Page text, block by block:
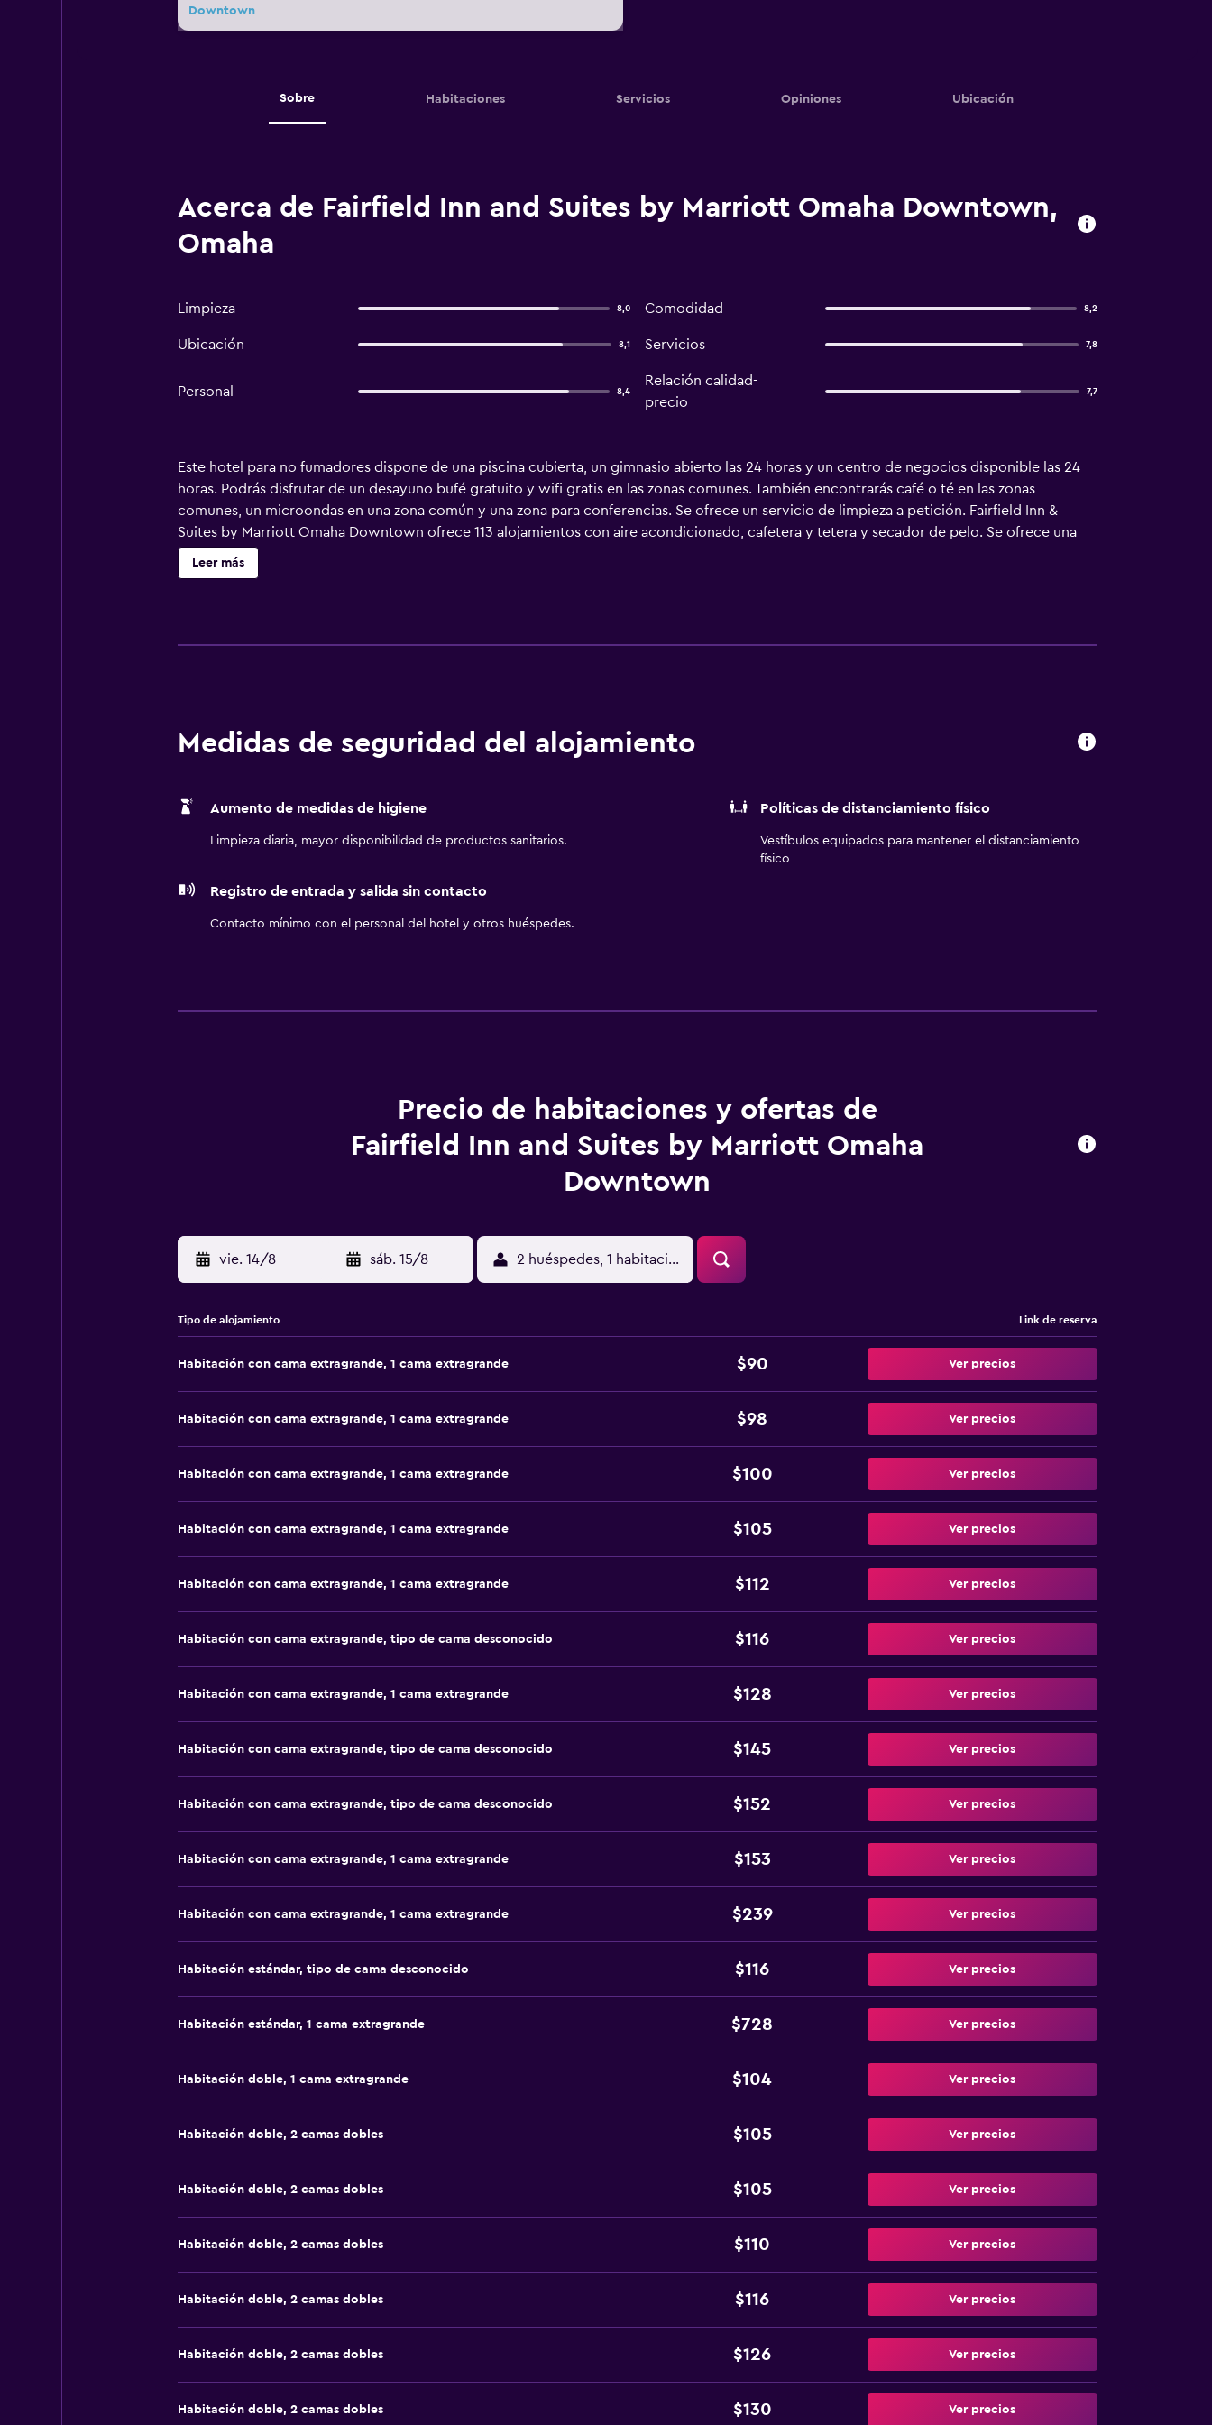
Downtown
Sobre Habitaciones Servicios Opiniones Ubicación
Acerca de Fairfield Inn and Suites by Marriott Omaha Downtown,
Omaha
Limpieza 8,0 Comodidad 8,2
Ubicación 8,1 Servicios 7,8
Personal 8,4
Relación calidad-
precio
7,7
Este hotel para no fumadores dispone de una piscina cubierta, un gimnasio abierto las 24 horas y un centro de negocios disponible las 24
horas. Podrás disfrutar de un desayuno bufé gratuito y wifi gratis en las zonas comunes. También encontrarás café o té en las zonas
comunes, un microondas en una zona común y una zona para conferencias. Se ofrece un servicio de limpieza a petición. Fairfield Inn &
Suites by Marriott Omaha Downtown ofrece 113 alojamientos con aire acondicionado, cafetera y tetera y secador de pelo. Se ofrece una
televisión LCD de 32 pulgadas con canales por satélite de suscripción y películas de pago. Los baños están equipados con bañera o ducha
y artículos de higiene personal gratuitos. Los huéspedes pueden navegar por la web gracias a nuestro acceso a Internet gratis (por cable y
Leer más
Medidas de seguridad del alojamiento
Aumento de medidas de higiene
Limpieza diaria, mayor disponibilidad de productos sanitarios.
Políticas de distanciamiento físico
Vestíbulos equipados para mantener el distanciamiento
físico
Registro de entrada y salida sin contacto
Contacto mínimo con el personal del hotel y otros huéspedes.
Precio de habitaciones y ofertas de
Fairfield Inn and Suites by Marriott Omaha
Downtown
vie. 14/8 - sáb. 15/8 2 huéspedes, 1 habitación
Tipo de alojamiento Link de reserva
Habitación con cama extragrande, 1 cama extragrande $90 Ver precios
Habitación con cama extragrande, 1 cama extragrande $98 Ver precios
Habitación con cama extragrande, 1 cama extragrande $100 Ver precios
Habitación con cama extragrande, 1 cama extragrande $105 Ver precios
Habitación con cama extragrande, 1 cama extragrande $112 Ver precios
Habitación con cama extragrande, tipo de cama desconocido $116 Ver precios
Habitación con cama extragrande, 1 cama extragrande $128 Ver precios
Habitación con cama extragrande, tipo de cama desconocido $145 Ver precios
Habitación con cama extragrande, tipo de cama desconocido $152 Ver precios
Habitación con cama extragrande, 1 cama extragrande $153 Ver precios
Habitación con cama extragrande, 1 cama extragrande $239 Ver precios
Habitación estándar, tipo de cama desconocido $116 Ver precios
Habitación estándar, 1 cama extragrande $728 Ver precios
Habitación doble, 1 cama extragrande $104 Ver precios
Habitación doble, 2 camas dobles $105 Ver precios
Habitación doble, 2 camas dobles $105 Ver precios
Habitación doble, 2 camas dobles $110 Ver precios
Habitación doble, 2 camas dobles $116 Ver precios
Habitación doble, 2 camas dobles $126 Ver precios
Habitación doble, 2 camas dobles $130 Ver precios